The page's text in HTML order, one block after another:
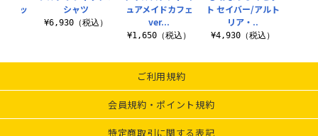
ュアメイドカフェ
ver...
¥1,650（税込）
ト セイバー/アルト
リア・..
¥4,930（税込）
ィッ
シャツ
¥6,930（税込）
ご利用規約
会員規約・ポイント規約
特定商取引に関する表記